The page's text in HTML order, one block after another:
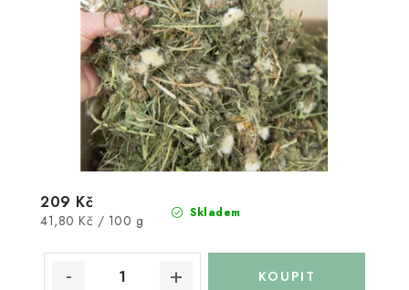
Skladem
209 Kč
Měrná
41,80 Kč / 100 g